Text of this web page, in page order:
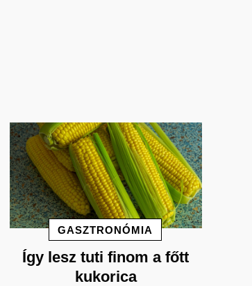
GASZTRONÓMIA
Így lesz tuti finom a főtt
kukorica